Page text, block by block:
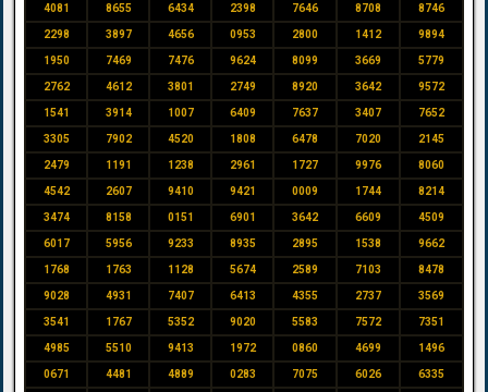
4081 8655 6434 2398 7646 8708 8746
2298 3897 4656 0953 2800 1412 9894
1950 7469 7476 9624 8099 3669 5779
2762 4612 3801 2749 8920 3642 9572
1541 3914 1007 6409 7637 3407 7652
3305 7902 4520 1808 6478 7020 2145
2479 1191 1238 2961 1727 9976 8060
4542 2607 9410 9421 0009 1744 8214
3474 8158 0151 6901 3642 6609 4509
6017 5956 9233 8935 2895 1538 9662
1768 1763 1128 5674 2589 7103 8478
9028 4931 7407 6413 4355 2737 3569
3541 1767 5352 9020 5583 7572 7351
4985 5510 9413 1972 0860 4699 1496
0671 4481 4889 0283 7075 6026 6335